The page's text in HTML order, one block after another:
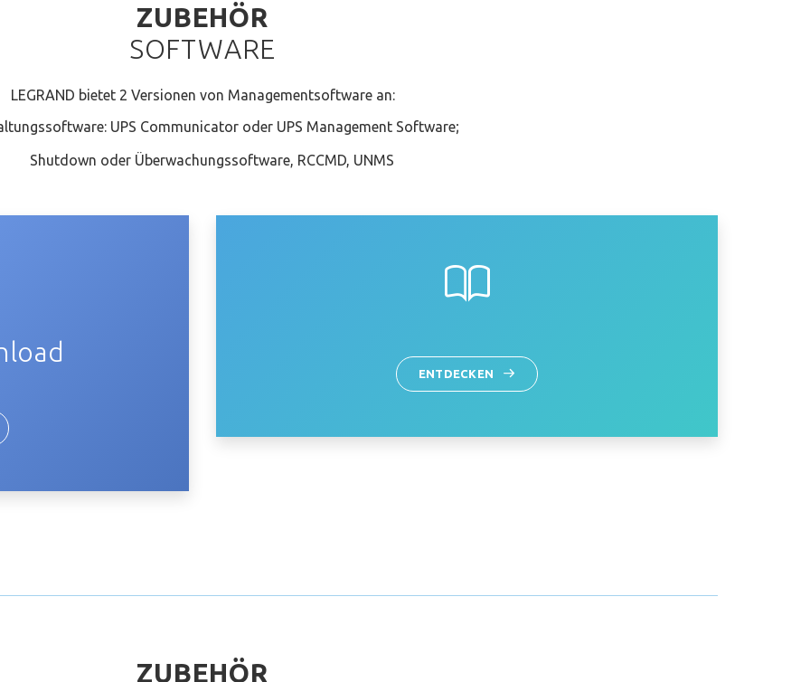
ZUBEHÖR
SOFTWARE
LEGRAND bietet 2 Versionen von Managementsoftware an:
UPS Communicator oder UPS Management Software;
Shutdown oder Überwachungssoftware, RCCMD, UNMS
ENTDECKEN
ZUBEHÖR